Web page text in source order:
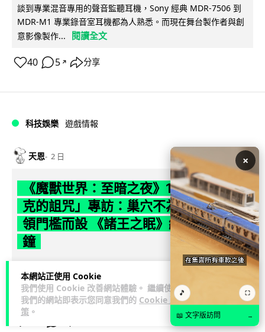
本網站正使用 Cookie
我們使用 Cookie 改善網站體驗。 繼續使用
我們的網站即表示您同意我們的 Cookie 政
策 。
談到專業混音專用的聲音監聽耳機，Sony 經典 MDR-7506 到
MDR-M1 專業錄音室耳機都為人熟悉。而現在舞台製作者與創
意影像製作...
閱讀全文
40 5 ↗ 分享
科技娛樂 遊戲情報
天恩 2 日
《魔獸世界：至暗之夜》12.1 「烏拉特
克的詛咒」專訪：巢穴不為提高世界首
領門檻而設 《諸王之眠》縮短約 10 分
鐘
《魔獸世界：至暗之夜》版本更新 12.1「烏拉特克的詛咒」將
於 8 月 13 日正式上線，帶來全新區域「盤蛇島」、地城「毒牙
祭壇」、新型態世... 閱讀全文
×
🎵 ⛶
📖 文字版訪問 →